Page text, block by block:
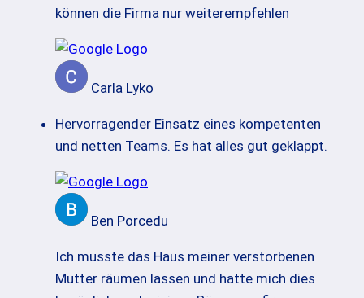
können die Firma nur weiterempfehlen
Carla Lyko
Hervorragender Einsatz eines kompetenten
und netten Teams. Es hat alles gut geklappt.
Ben Porcedu
Ich musste das Haus meiner verstorbenen
Mutter räumen lassen und hatte mich dies